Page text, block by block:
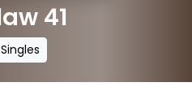
41
Singles